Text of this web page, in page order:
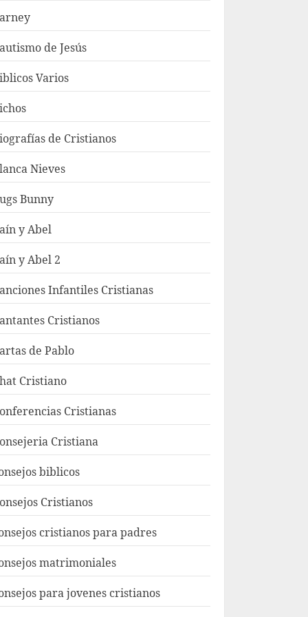
de Jesús
Varios
de Cristianos
Nieves
Bunny
y Abel
y Abel 2
Infantiles Cristianas
Cristianos
de Pablo
Cristiano
Cristianas
Cristiana
biblicos
Cristianos
cristianos para padres
matrimoniales
para jovenes cristianos